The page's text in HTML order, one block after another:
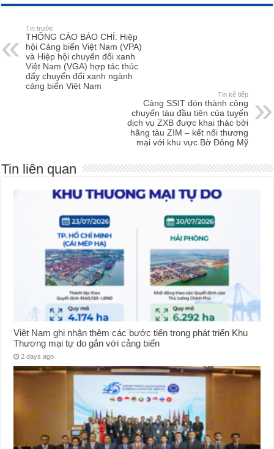
Tin trước
THÔNG CÁO BÁO CHÍ: Hiệp
hội Cảng biển Việt Nam (VPA)
và Hiệp hội chuyển đổi xanh
Việt Nam (VGA) hợp tác thúc
đẩy chuyển đổi xanh ngành
cảng biển Việt Nam
Tin kế tiếp
Cảng SSIT đón thành công
chuyến tàu đầu tiên của tuyến
dịch vụ ZXB được khai thác bởi
hãng tàu ZIM – kết nối thương
mại với khu vực Bờ Đông Mỹ
Tin liên quan
Việt Nam ghi nhận thêm các bước tiến trong phát triển Khu
Thương mại tự do gắn với cảng biển
2 days ago